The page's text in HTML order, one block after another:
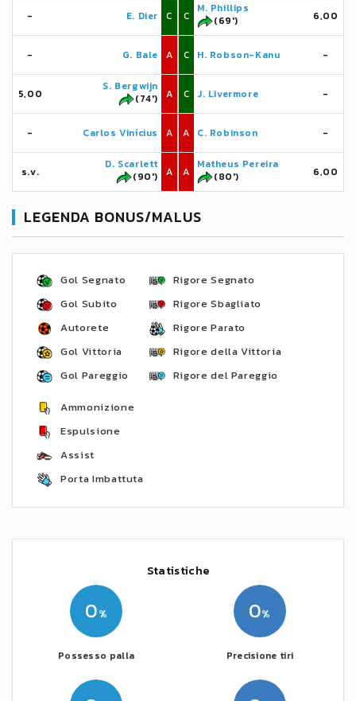
- E. Dier C
- G. Bale A
5,00
S. Bergwijn
(74')
A
- Carlos Vinícius A
s.v.
D. Scarlett
(90')
A
C
M. Phillips
(69')
6,00
C H. Robson-Kanu -
C J. Livermore -
A C. Robinson -
A
Matheus Pereira
(80')
6,00
LEGENDA BONUS/MALUS
Gol Segnato
Gol Subito
Autorete
Gol Vittoria
Gol Pareggio
Rigore Segnato
Rigore Sbagliato
Rigore Parato
Rigore della Vittoria
Rigore del Pareggio
Ammonizione
Espulsione
Assist
Porta Imbattuta
Statistiche
0
Possesso palla
0
Precisione tiri